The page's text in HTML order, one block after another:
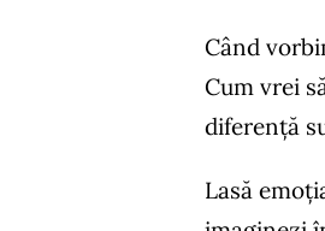
Când
Cum vrei
diferență
Lasă